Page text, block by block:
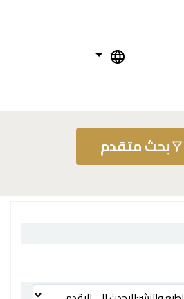
بحث متقدم